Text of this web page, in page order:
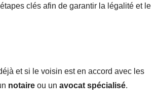
clés afin de garantir la légalité et le
et si le voisin est en accord avec les
notaire ou un avocat spécialisé.